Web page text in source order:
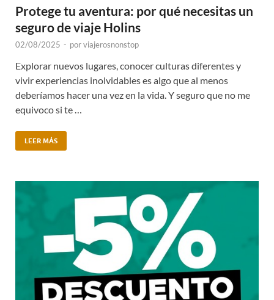
Protege tu aventura: por qué necesitas un
seguro de viaje Holins
02/08/2025 - porviajerosnonstop
Explorar nuevos lugares, conocer culturas diferentes y
vivir experiencias inolvidables es algo que al menos
deberíamos hacer una vez en la vida. Y seguro que no me
equivoco si te …
LEER MÁS